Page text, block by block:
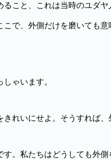
こと、これは当時のユダ
こで、外側だけを磨いても
ゃいます。
れいにせよ。そうすれば、
。私たちはどうしても外